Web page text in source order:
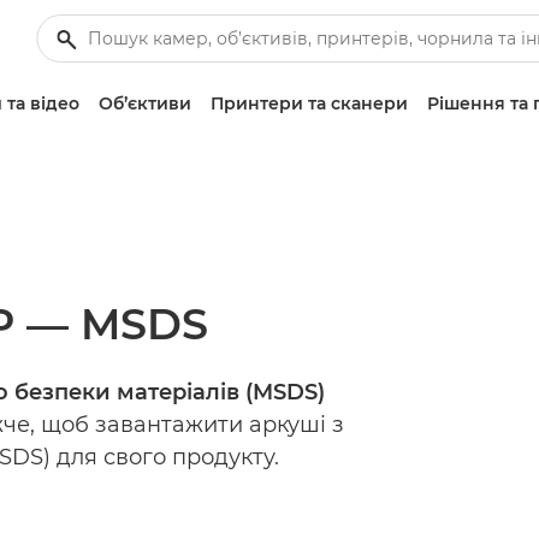
відео Об’єктиви Принтери та сканери Рішення та
— MSDS
матеріалів (MSDS)
щоб завантажити аркуші з
для свого продукту.